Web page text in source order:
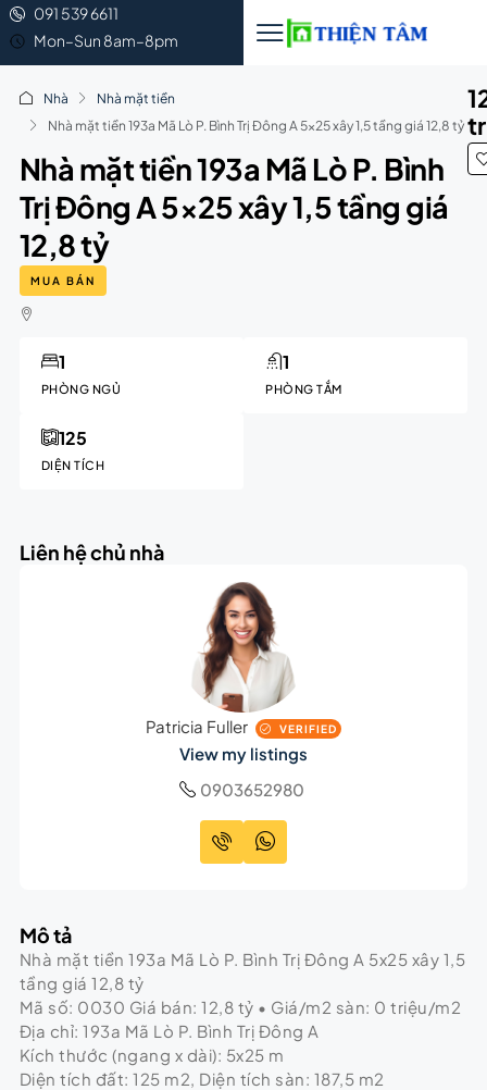
091 539 6611
Mon–Sun 8am–8pm
Nhà
Nhà mặt tiền
Nhà mặt tiền 193a Mã Lò P. Bình Trị Đông A 5×25 xây 1,5 tầng giá 12,8 tỷ
Nhà mặt tiền 193a Mã Lò P. Bình
Trị Đông A 5×25 xây 1,5 tầng giá
12,8 tỷ
MUA BÁN
PHÒNG NGỦ
1
PHÒNG TẮM
1
DIỆN TÍCH
125
Liên hệ chủ nhà
Patricia Fuller VERIFIED
View my listings
0903652980
Mô tả
Nhà mặt tiền 193a Mã Lò P. Bình Trị Đông A 5x25 xây 1,5
tầng giá 12,8 tỷ
Mã số: 0030 Giá bán: 12,8 tỷ • Giá/m2 sàn: 0 triệu/m2
Địa chỉ: 193a Mã Lò P. Bình Trị Đông A
Kích thước (ngang x dài): 5x25 m
Diện tích đất: 125 m2, Diện tích sàn: 187,5 m2